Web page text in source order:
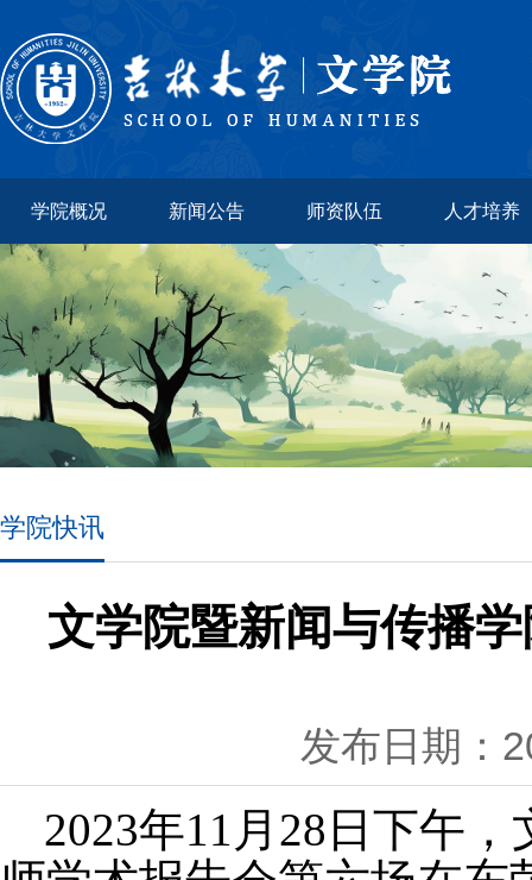
学院概况 新闻公告 师资队伍 人才培养
学院快讯
文学院暨新闻与传播
发布日期：
2023年11月28日下午